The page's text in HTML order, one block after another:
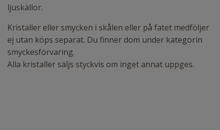
ljuskällor.
Kristaller eller smycken i skålen eller på fatet medföljer
ej utan köps separat. Du finner dom under kategorin
smyckesförvaring.
Alla kristaller säljs styckvis om inget annat uppges.